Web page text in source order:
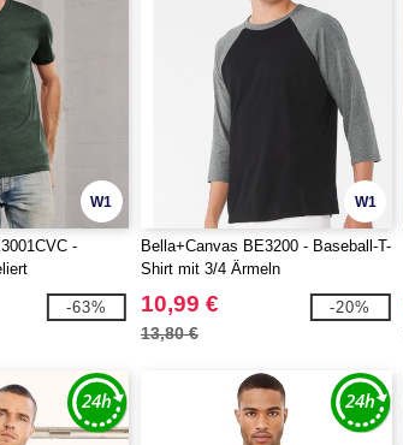
W1
-
-63%
W1
Bella+Canvas BE3200 - Baseball-T-
Shirt mit 3/4 Ärmeln
10,99 €
13,80 €
-20%